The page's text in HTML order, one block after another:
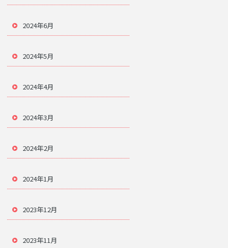
2024年6月
2024年5月
2024年4月
2024年3月
2024年2月
2024年1月
2023年12月
2023年11月